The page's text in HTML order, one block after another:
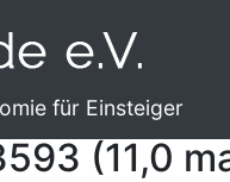
für Einsteiger
(11,0